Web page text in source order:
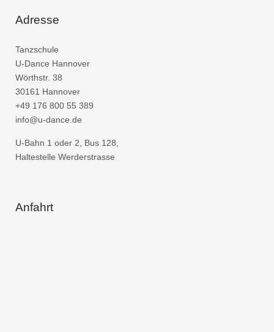
Adresse
Tanzschule
U-Dance Hannover
Wörthstr. 38
30161 Hannover
+49 176 800 55 389
info@u-dance.de
U-Bahn 1 oder 2, Bus 128,
Haltestelle Werderstrasse
Anfahrt